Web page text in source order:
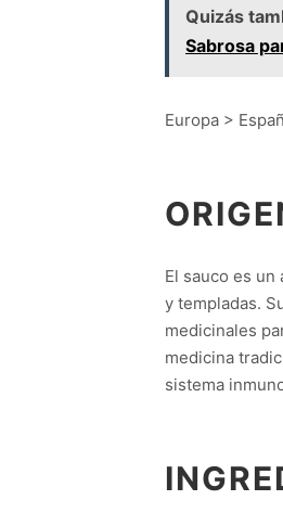
Quizás
Sabrosa
Europa >
El sauco es
y templadas.
medicinales
medicina
sistema